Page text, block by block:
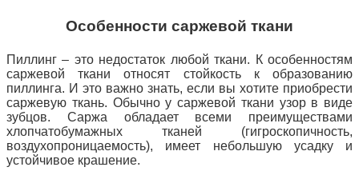
Особенности саржевой ткани
Пиллинг – это недостаток любой ткани. К особенностям
саржевой ткани относят стойкость к образованию
пиллинга. И это важно знать, если вы хотите приобрести
саржевую ткань. Обычно у саржевой ткани узор в виде
зубцов. Саржа обладает всеми преимуществами
хлопчатобумажных тканей (гигроскопичность,
воздухопроницаемость), имеет небольшую усадку и
устойчивое крашение.